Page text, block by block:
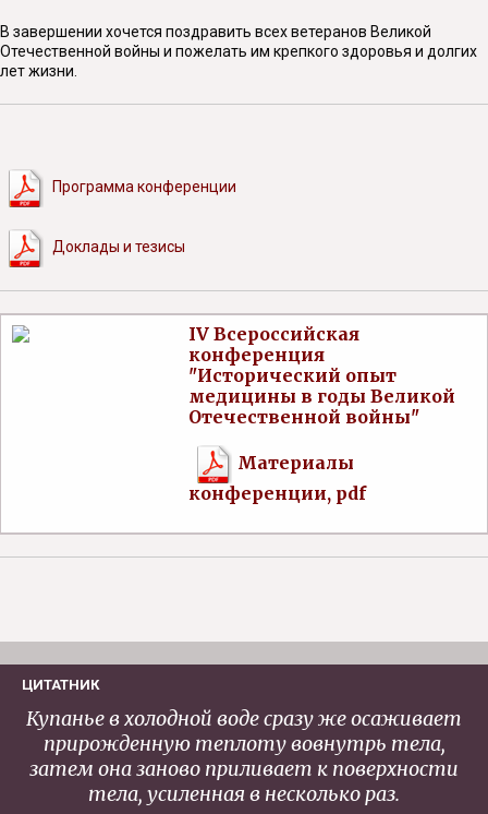
В завершении хочется поздравить всех ветеранов Великой
Отечественной войны и пожелать им крепкого здоровья и долгих
лет жизни.
Программа конференции
Доклады и тезисы
IV Всероссийская
конференция
"Исторический опыт
медицины в годы Великой
Отечественной войны"
Материалы
конференции, pdf
ЦИТАТНИК
Купанье в холодной воде сразу же осаживает
прирожденную теплоту вовнутрь тела,
затем она заново приливает к поверхности
тела, усиленная в несколько раз.